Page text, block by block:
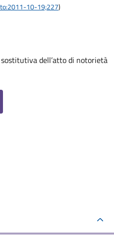
10-19;227)
dell’atto di notorietà